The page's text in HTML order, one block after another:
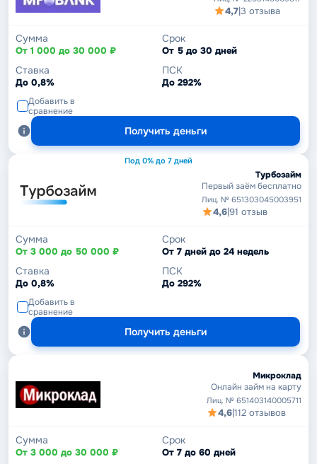
4,7|3 отзыва
Сумма
От 1 000 до 30 000 ₽
Срок
От 5 до 30 дней
Ставка
До 0,8%
ПСК
До 292%
Добавить в
сравнение
Получить деньги
Под 0% до 7 дней
Турбозайм
Первый заём бесплатно
Лиц. № 651303045003951
4,6|91 отзыв
Сумма
От 3 000 до 50 000 ₽
Срок
От 7 дней до 24 недель
Ставка
До 0,8%
ПСК
До 292%
Добавить в
сравнение
Получить деньги
Микроклад
Онлайн займ на карту
Лиц. № 651403140005711
4,6|112 отзывов
Сумма
От 3 000 до 30 000 ₽
Срок
От 7 до 60 дней